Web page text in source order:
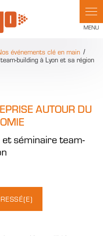
événements clé en main
building à Lyon et sa région
AUTOUR DU
séminaire team-